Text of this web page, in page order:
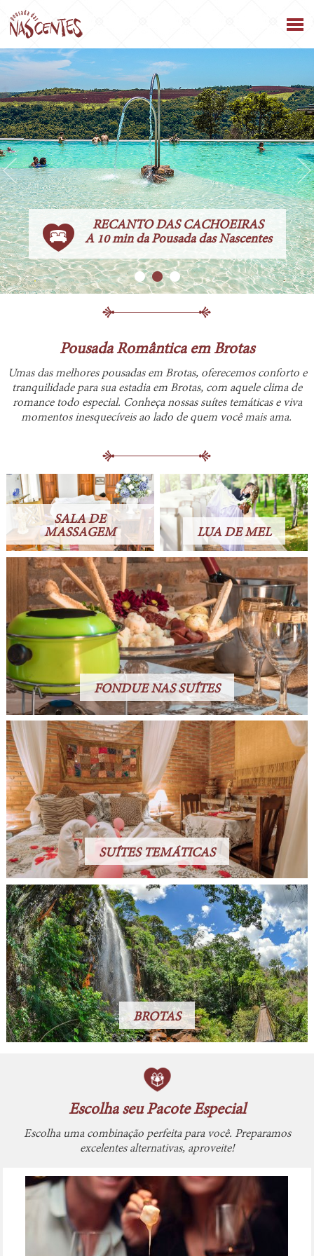
HIDROMASSAGEM OU OFURÔ
Um diferencial romântico!
RECANTO DAS CACHOEIRAS
A 10 min da Pousada das Nascentes
LOCALIZAÇÃO PRIVILEGIADA
PRÓXIMO A CACHOEIRAS E NATUREZA
Pousada Romântica em Brotas
Umas das melhores pousadas em Brotas, oferecemos conforto e
tranquilidade para sua estadia em Brotas, com aquele clima de
romance todo especial. Conheça nossas suítes temáticas e viva
momentos inesquecíveis ao lado de quem você mais ama.
SALA DE
MASSAGEM
LUA DE MEL
FONDUE NAS SUÍTES
SUÍTES TEMÁTICAS
BROTAS
Escolha seu Pacote Especial
Escolha uma combinação perfeita para você. Preparamos
excelentes alternativas, aproveite!